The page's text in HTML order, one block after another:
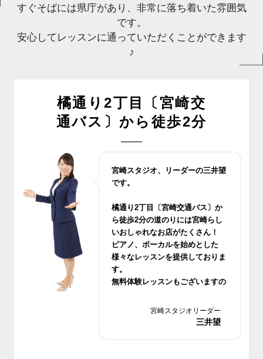
すぐそばには県庁があり、非常に落ち着いた雰囲気
です。
安心してレッスンに通っていただくことができます
♪
橘通り2丁目〔宮崎交
通バス〕から徒歩2分
宮崎スタジオ、リーダーの三井望
です。
橘通り2丁目〔宮崎交通バス〕か
ら徒歩2分の道のりには宮崎らし
いおしゃれなお店がたくさん！
ピアノ、ボーカルを始めとした
様々なレッスンを提供しておりま
す。
無料体験レッスンもございますの
宮崎スタジオリーダー
三井望